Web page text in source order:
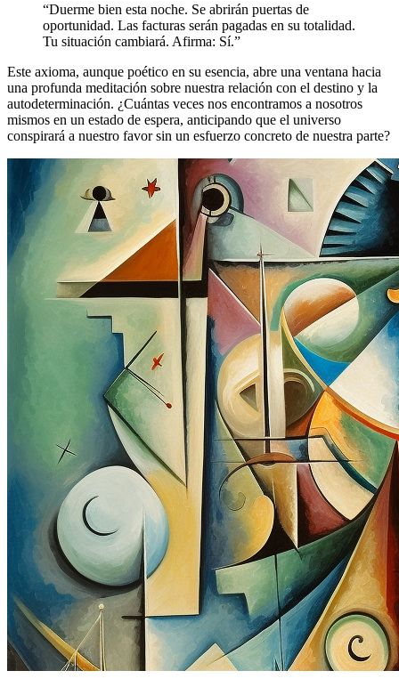
“Duerme bien esta noche. Se abrirán puertas de
oportunidad. Las facturas serán pagadas en su totalidad.
Tu situación cambiará. Afirma: Sí.”
Este axioma, aunque poético en su esencia, abre una ventana hacia
una profunda meditación sobre nuestra relación con el destino y la
autodeterminación. ¿Cuántas veces nos encontramos a nosotros
mismos en un estado de espera, anticipando que el universo
conspirará a nuestro favor sin un esfuerzo concreto de nuestra parte?